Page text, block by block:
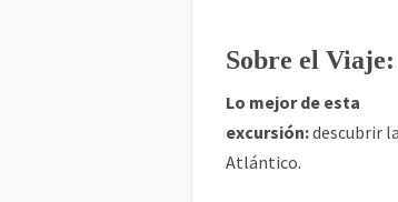
Sobre el Viaje:
Lo mejor de esta
excursión:descubrir
Atlántico.